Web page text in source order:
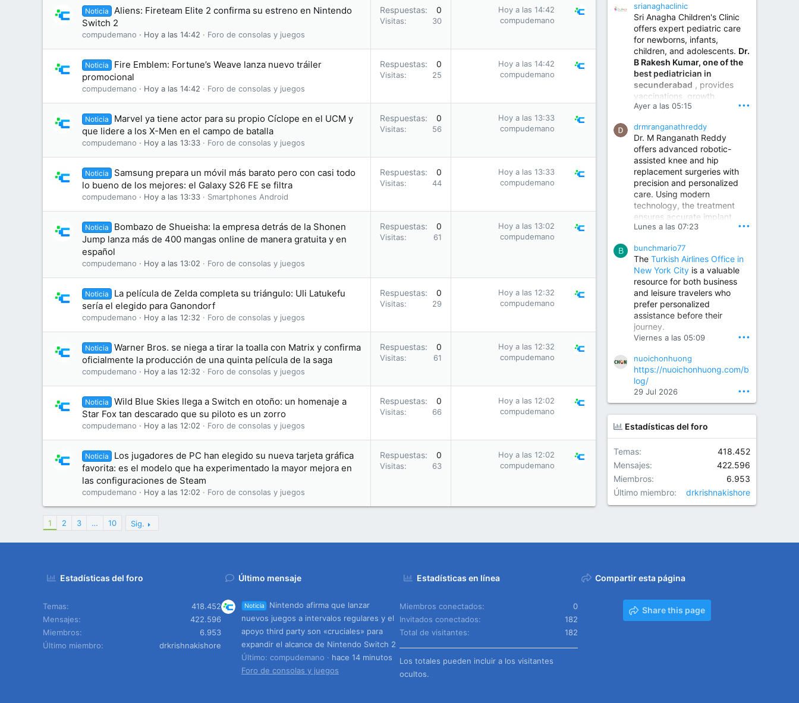
Noticia
Aliens: Fireteam Elite 2 confirma su estreno en Nintendo
Switch 2
compudemano Hoy a las 14:42 Foro de consolas y juegos
Respuestas 0
Visitas 30
Hoy a las 14:42
compudemano
Noticia
Fire Emblem: Fortune’s Weave lanza nuevo tráiler
promocional
compudemano Hoy a las 14:42 Foro de consolas y juegos
Respuestas 0
Visitas 25
Hoy a las 14:42
compudemano
Noticia
Marvel ya tiene actor para su propio Cíclope en el UCM y
que lidere a los X-Men en el campo de batalla
compudemano Hoy a las 13:33 Foro de consolas y juegos
Respuestas 0
Visitas 56
Hoy a las 13:33
compudemano
Noticia
Samsung prepara un móvil más barato pero con casi todo
lo bueno de los mejores: el Galaxy S26 FE se filtra
compudemano Hoy a las 13:33 Smartphones Android
Respuestas 0
Visitas 44
Hoy a las 13:33
compudemano
Noticia
Bombazo de Shueisha: la empresa detrás de la Shonen
Jump lanza más de 400 mangas online de manera gratuita y en
español
compudemano Hoy a las 13:02 Foro de consolas y juegos
Respuestas 0
Visitas 61
Hoy a las 13:02
compudemano
Noticia
La película de Zelda completa su triángulo: Uli Latukefu
sería el elegido para Ganondorf
compudemano Hoy a las 12:32 Foro de consolas y juegos
Respuestas 0
Visitas 29
Hoy a las 12:32
compudemano
Noticia
Warner Bros. se niega a tirar la toalla con Matrix y confirma
oficialmente la producción de una quinta película de la saga
compudemano Hoy a las 12:32 Foro de consolas y juegos
Respuestas 0
Visitas 61
Hoy a las 12:32
compudemano
Noticia
Wild Blue Skies llega a Switch en otoño: un homenaje a
Star Fox tan descarado que su piloto es un zorro
compudemano Hoy a las 12:02 Foro de consolas y juegos
Respuestas 0
Visitas 66
Hoy a las 12:02
compudemano
Noticia
Los jugadores de PC han elegido su nueva tarjeta gráfica
favorita: es el modelo que ha experimentado la mayor mejora en
las configuraciones de Steam
compudemano Hoy a las 12:02 Foro de consolas y juegos
Respuestas 0
Visitas 63
Hoy a las 12:02
compudemano
1 2 3 … 10 Sig.
invasive and robotic
techniques.
Best Urologist in Vijayawada | Urology Specialist in Vijayawada
Dr. A. V. Krishna Kishore,
the Best Urologist...
www.drkrishnakishore.com
srianaghaclinic
Sri Anagha Children's Clinic
offers expert pediatric care
for newborns, infants,
children, and adolescents. Dr.
B Rakesh Kumar, one of the
best pediatrician in
secunderabad , provides
vaccinations, growth
monitoring, newborn care,
illnesses, nutrition guidance,
and preventive healthcare in
a child-friendly environment.
Children Hospital in Secunderabad | Best Pediatrician in Hyderabad | Neonatologist in Medchal
Our pediatrician and
Neonatologist team at...
www.srianaghaclinic.com
Ayer a las 05:15 •••
drmranganathreddy
Dr. M Ranganath Reddy
offers advanced robotic-
assisted knee and hip
replacement surgeries with
precision and personalized
care. Using modern
technology, the treatment
ensures accurate implant
placement, reduced pain,
improved joint function,
helping patients return to an
active and comfortable
lifestyle.
Orthopedic Surgeon in Kondapur | Best Orthopedic Doctor in Kondapur | Dr. M. Ranganath Reddy
Consult Dr. M. Ranganath
Reddy, the best...
www.drranganathreddy.co
m
Lunes a las 07:23 •••
B bunchmario77
The Turkish Airlines Office in
New York City is a valuable
resource for both business
and leisure travelers who
prefer personalized
assistance before their
journey.
Viernes a las 05:09 •••
nuoichonhuong
https://nuoichonhuong.com/b
log/
29 Jul 2026 •••
Estadísticas del foro
Temas
418.452
Mensajes
422.596
Miembros
6.953
Último miembro
drkrishnakishore
Estadísticas del foro
Temas
418.452
Mensajes
422.596
Miembros
6.953
Último miembro
drkrishnakishore
Último mensaje
Noticia
Nintendo afirma que lanzar
nuevos juegos a intervalos regulares y el
apoyo third party son «cruciales» para
expandir el alcance de Nintendo Switch 2
Último: compudemano
hace 14 minutos
Foro de consolas y juegos
Estadísticas en línea
Miembros conectados
0
Invitados conectados
182
Total de visitantes
182
Los totales pueden incluir a los visitantes
ocultos.
Compartir esta página
Share this page